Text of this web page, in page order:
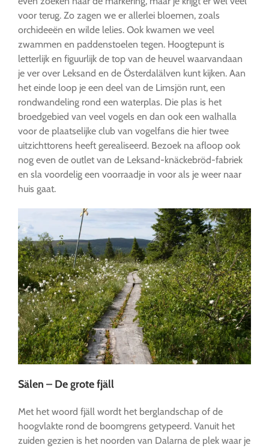
voor terug. Zo zagen we er allerlei bloemen, zoals
orchideeën en wilde lelies. Ook kwamen we veel
zwammen en paddenstoelen tegen. Hoogtepunt is
letterlijk en figuurlijk de top van de heuvel waarvandaan
je ver over Leksand en de Österdalälven kunt kijken. Aan
het einde loop je een deel van de Limsjön runt, een
rondwandeling rond een waterplas. Die plas is het
broedgebied van veel vogels en dan ook een walhalla
voor de plaatselijke club van vogelfans die hier twee
uitzichttorens heeft gerealiseerd. Bezoek na afloop ook
nog even de outlet van de Leksand-knäckebröd-fabriek
en sla voordelig een voorraadje in voor als je weer naar
huis gaat.
Sälen – De grote fjäll
Met het woord fjäll wordt het berglandschap of de
hoogvlakte rond de boomgrens getypeerd. Vanuit het
zuiden gezien is het noorden van Dalarna de plek waar je